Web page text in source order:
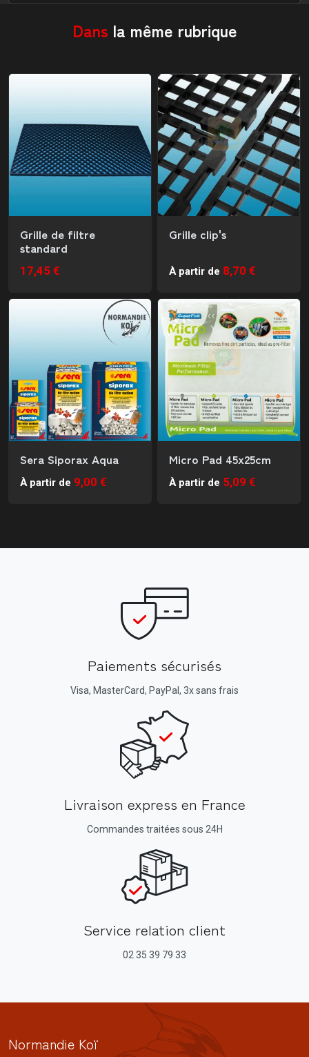
Dans la même rubrique
Grille de filtre
standard
17,45 €
Grille clip's
À partir de 8,70 €
Sera Siporax Aqua
À partir de 9,00 €
Micro Pad 45x25cm
À partir de 5,09 €
Paiements sécurisés
Visa, MasterCard, PayPal, 3x sans frais
Livraison express en France
Commandes traitées sous 24H
Service relation client
02 35 39 79 33
Normandie Koï